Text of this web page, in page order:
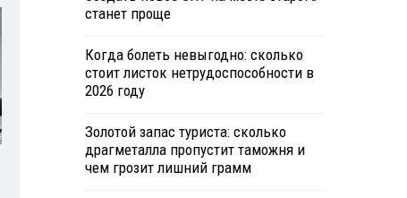
станет проще
Когда болеть невыгодно: сколько
стоит листок нетрудоспособности в
2026 году
Золотой запас туриста: сколько
драгметалла пропустит таможня и
чем грозит лишний грамм